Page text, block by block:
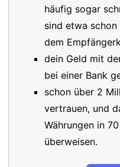
häufig sogar
sind etwa
dem
dein Geld mit
bei einer Bank
schon über 2
vertrauen, und
Währungen in
überweisen.